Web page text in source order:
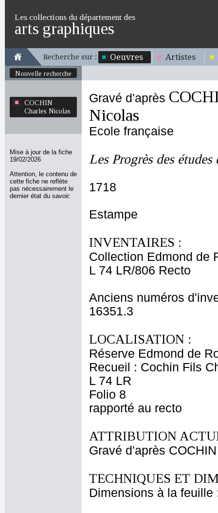
Les collections du département des
arts graphiques
Recherche sur : Oeuvres Artistes
Nouvelle recherche
COCHIN
Charles Nicolas
Mise à jour de la fiche
19/02/2026
Attention, le contenu de
cette fiche ne reflète
pas nécessairement le
dernier état du savoir.
Gravé d'après
Nicolas
Ecole française
Les Progrès des études
1718
Estampe
INVENTAIRES :
Collection Edmond de
L 74 LR/806 Recto
Anciens numéros
16351.3
LOCALISATION :
Réserve Edmond de
Recueil : Cochin Fils
L 74 LR
Folio 8
rapporté au recto
ATTRIBUTION
Gravé d'après
TECHNIQUES ET
Dimensions à la